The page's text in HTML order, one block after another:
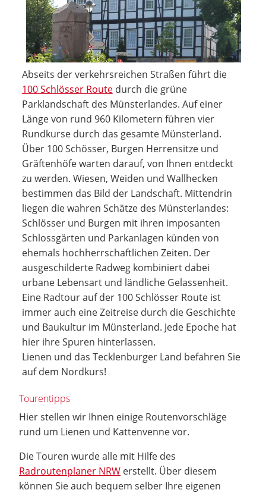
Abseits der verkehrsreichen Straßen führt die
100 Schlösser Routedurch die grüne
Parklandschaft des Münsterlandes. Auf einer
Länge von rund 960 Kilometern führen vier
Rundkurse durch das gesamte Münsterland.
Über 100 Schösser, Burgen Herrensitze und
Gräftenhöfe warten darauf, von Ihnen entdeckt
zu werden. Wiesen, Weiden und Wallhecken
bestimmen das Bild der Landschaft. Mittendrin
liegen die wahren Schätze des Münsterlandes:
Schlösser und Burgen mit ihren imposanten
Schlossgärten und Parkanlagen künden von
ehemals hochherrschaftlichen Zeiten. Der
ausgeschilderte Radweg kombiniert dabei
urbane Lebensart und ländliche Gelassenheit.
Eine Radtour auf der 100 Schlösser Route ist
immer auch eine Zeitreise durch die Geschichte
und Baukultur im Münsterland. Jede Epoche hat
hier ihre Spuren hinterlassen.
Lienen und das Tecklenburger Land befahren Sie
auf dem Nordkurs!
Tourentipps
Hier stellen wir Ihnen einige Routenvorschläge
rund um Lienen und Kattenvenne vor.
Die Touren wurde alle mit Hilfe des
Radroutenplaner NRW erstellt. Über diesem
können Sie auch bequem selber Ihre eigenen